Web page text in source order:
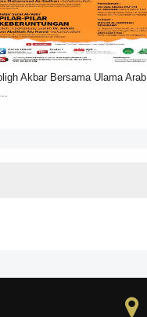
Akbar Bersama Ulama Arab